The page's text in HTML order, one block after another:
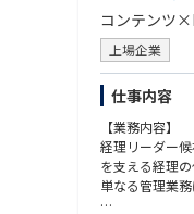
・社内外の変
コンテンツ
上場企業
仕事内容
【業務内容】
経理リーダー
を支える経理
単なる管理業